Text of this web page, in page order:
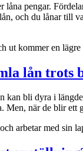
låna pengar.
och du lånar till
lån trots
kan bli dyra i
Men, när de blir ett